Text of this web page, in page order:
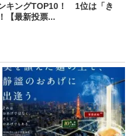
キングTOP10！ 1位は「き
【最新投票...